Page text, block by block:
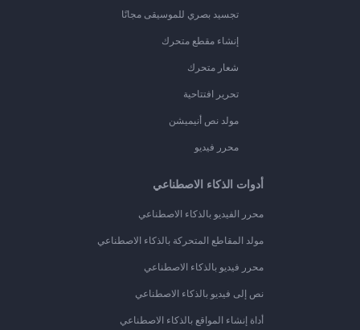
تجسيد بصري للموسيقى مجانًا
إنشاء مقطع متحرك
شعار متحرك
تحرير افتتاحية
مولد نص أنيميشن
محرر فيديو
أدوات الذكاء الاصطناعي
محرر الفيديو بالذكاء الاصطناعي
مولد المقاطع المتحركة بالذكاء الاصطناعي
محرر فيديو بالذكاء الاصطناعي
نص إلى فيديو بالذكاء الاصطناعي
أداة إنشاء المواقع بالذكاء الاصطناعي